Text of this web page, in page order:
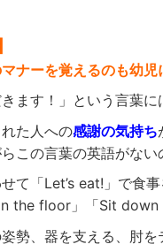
ナーを覚えるのも幼
きます！」という言葉
た人への感謝の気持ち
この言葉の英語がない
て「Let’s eat!」で食事
the floor」「Sit down
勢、器を支える、肘を